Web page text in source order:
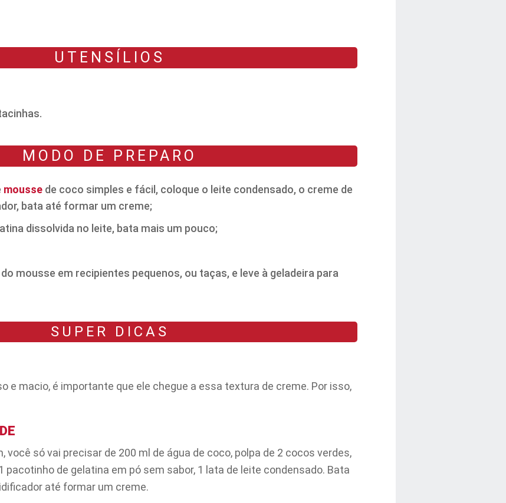
UTENSÍLIOS
MODO DE PREPARO
mousse de coco simples e fácil, coloque o leite condensado, o creme de
bata até formar um creme;
dissolvida no leite, bata mais um pouco;
mousse em recipientes pequenos, ou taças, e leve à geladeira para
SUPER DICAS
e macio, é importante que ele chegue a essa textura de creme. Por isso,
só vai precisar de 200 ml de água de coco, polpa de 2 cocos verdes,
pacotinho de gelatina em pó sem sabor, 1 lata de leite condensado. Bata
até formar um creme.